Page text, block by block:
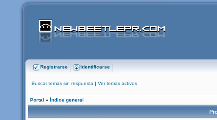
Registrarse Identificarse
Buscar temas sin respuesta | Ver temas activos
Portal » Índice general